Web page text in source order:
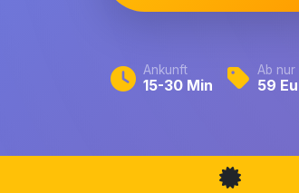
Ankunft
15-30 Min
Ab nur
59